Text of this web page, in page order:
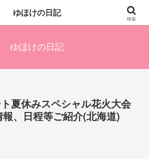
生活備忘録です。興味のあることアレやコレ、色々
発信します。
ゆほけの日記
夏休みスペシャル花火大会
、日程等ご紹介(北海道)
ゆほけの日記
検索